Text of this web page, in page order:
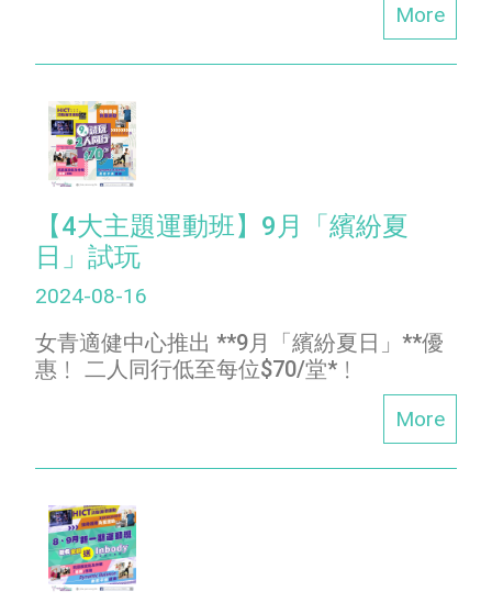
More
【4大主題運動班】9月「繽紛夏
日」試玩
2024-08-16
女青適健中心推出 **9月「繽紛夏日」**優
惠﹗ 二人同行低至每位$70/堂*﹗
More